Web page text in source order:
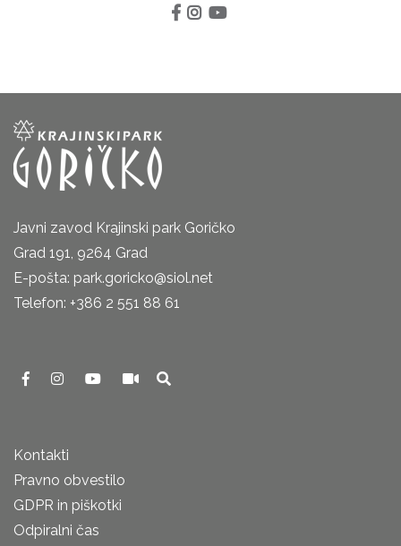
Javni zavod Krajinski park Goričko
Grad 191, 9264 Grad
E-pošta: park.goricko@siol.net
Telefon: +386 2 551 88 61
Kontakti
Pravno obvestilo
GDPR in piškotki
Odpiralni čas